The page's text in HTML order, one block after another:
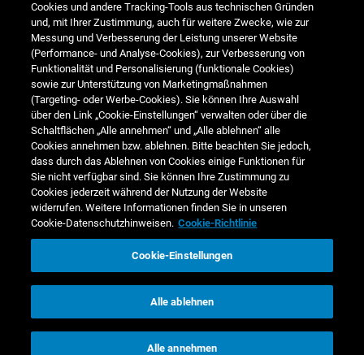
Media Relations
Corporate Responsibility
Jobs & Karriere
Weitere Finanzberichte
Finanzkalender
www.sonova.com
Cookie-Datenschutzhinweis
Globale Datenschutzrichtlinie
Cookies und andere Tracking-Tools aus technischen Gründen
und, mit Ihrer Zustimmung, auch für weitere Zwecke, wie zur
Messung und Verbesserung der Leistung unserer Website
(Performance- und Analyse-Cookies), zur Verbesserung von
Funktionalität und Personalisierung (funktionale Cookies)
sowie zur Unterstützung von Marketingmaßnahmen
(Targeting- oder Werbe-Cookies). Sie können Ihre Auswahl
über den Link „Cookie-Einstellungen“ verwalten oder über die
Schaltflächen „Alle annehmen“ und „Alle ablehnen“ alle
Cookies annehmen bzw. ablehnen. Bitte beachten Sie jedoch,
dass durch das Ablehnen von Cookies einige Funktionen für
Sie nicht verfügbar sind. Sie können Ihre Zustimmung zu
Cookies jederzeit während der Nutzung der Website
widerrufen. Weitere Informationen finden Sie in unseren
Cookie-Datenschutzhinweisen. Cookie-Richtlinie
Cookie-Einstellungen
Alle ablehnen
Alle annehmen